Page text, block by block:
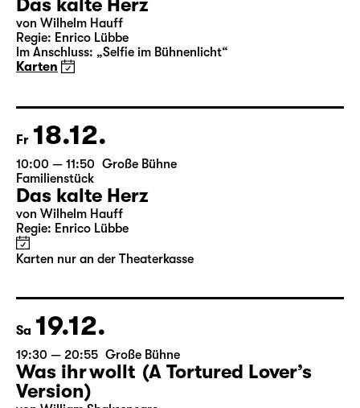
19:30 — 21:20 Große Bühne
Familienstück
mit Audiodeskription
Das kalte Herz
Im Anschluss: „Selfie im Bühnenlicht“
Karten
Fr 18.12.
10:00 — 11:50
Große Bühne
Familienstück
Das kalte Herz
Karten nur an der Theaterkasse
Sa 19.12.